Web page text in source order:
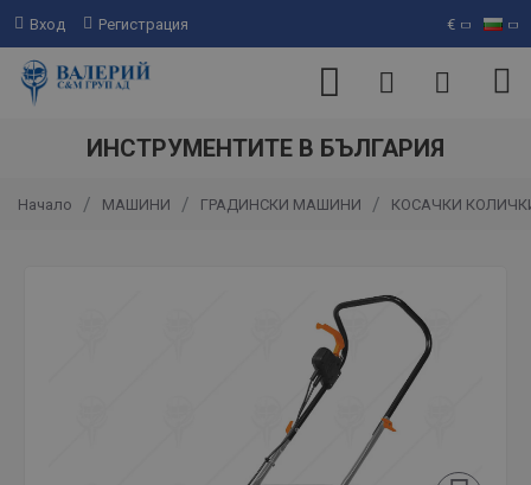
Вход Регистрация €
ИНСТРУМЕНТИТЕ В БЪЛГАРИЯ
Начало МАШИНИ ГРАДИНСКИ МАШИНИ КОСАЧКИ